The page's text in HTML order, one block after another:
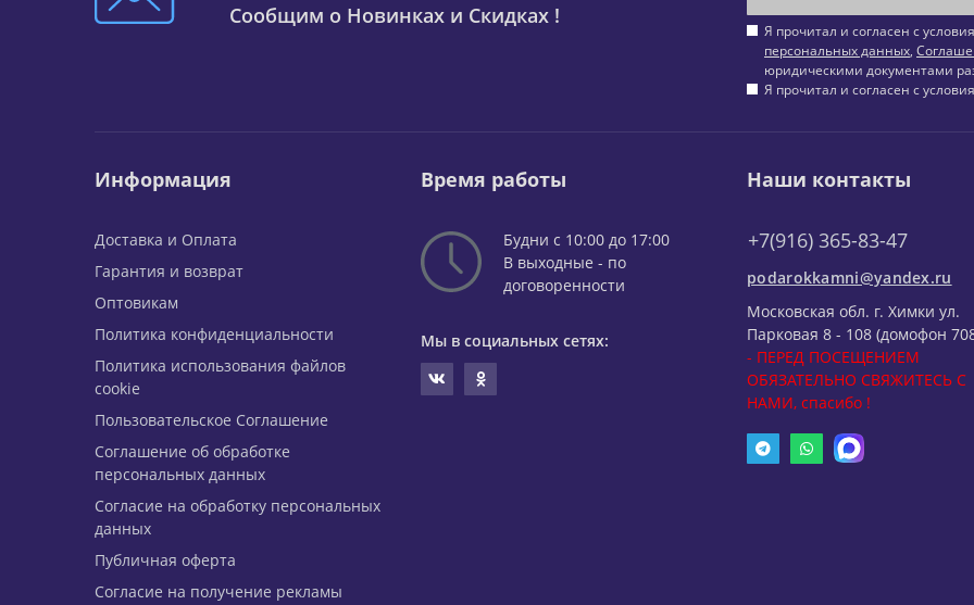
Сообщим о Новинках и Скидках !
Я прочитал и согласен с
персональных данных,
юридическими документами
Я прочитал и согласен с
Информация
Доставка и Оплата
Гарантия и возврат
Оптовикам
Политика конфиденциальности
Политика использования файлов
cookie
Пользовательское Соглашение
Соглашение об обработке
персональных данных
Согласие на обработку персональных
данных
Публичная оферта
Согласие на получение рекламы
Время работы
Будни с 10:00 до 17:00
В выходные - по
договоренности
Мы в социальных сетях:
Наши контакты
+7(916) 365-83-47
podarokkamni@yandex.ru
Московская обл. г. Химки ул.
Парковая 8 - 108 (домофон
- ПЕРЕД ПОСЕЩЕНИЕМ
ОБЯЗАТЕЛЬНО СВЯЖИТЕСЬ С
НАМИ, спасибо !